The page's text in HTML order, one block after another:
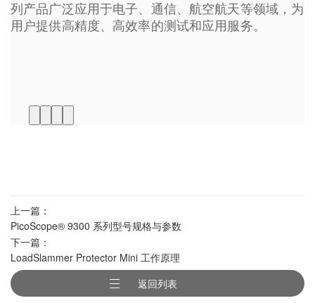
列产品广泛应用于电子、通信、航空航天等领域，为
用户提供高精度、高效率的测试和应用服务。
上一篇：
PicoScope® 9300 系列型号规格与参数
大全
下一篇：
LoadSlammer Protector Mini 工作原理
返回列表